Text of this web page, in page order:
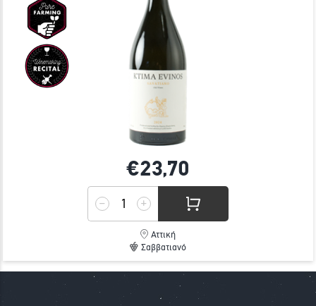
€23,70
Αττική
Σαββατιανό